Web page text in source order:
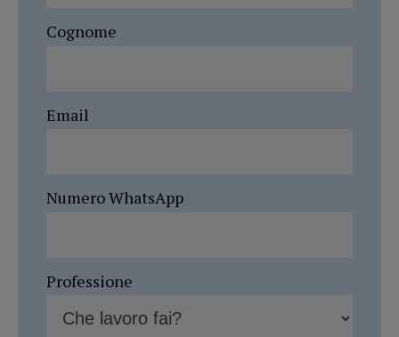
Cognome
Email
Numero WhatsApp
Professione